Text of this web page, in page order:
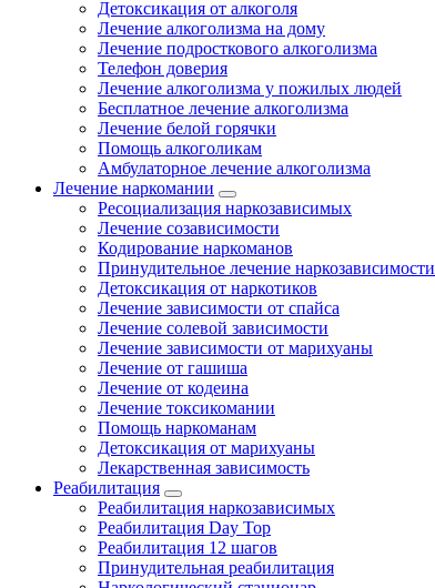
Детоксикация от алкоголя
Лечение алкоголизма на дому
Лечение подросткового алкоголизма
Телефон доверия
Лечение алкоголизма у пожилых людей
Бесплатное лечение алкоголизма
Лечение белой горячки
Помощь алкоголикам
Амбулаторное лечение алкоголизма
Лечение наркомании
Ресоциализация наркозависимых
Лечение созависимости
Кодирование наркоманов
Принудительное лечение наркозависимости
Детоксикация от наркотиков
Лечение зависимости от спайса
Лечение солевой зависимости
Лечение зависимости от марихуаны
Лечение от гашиша
Лечение от кодеина
Лечение токсикомании
Помощь наркоманам
Детоксикация от марихуаны
Лекарственная зависимость
Реабилитация
Реабилитация наркозависимых
Реабилитация Day Top
Реабилитация 12 шагов
Принудительная реабилитация